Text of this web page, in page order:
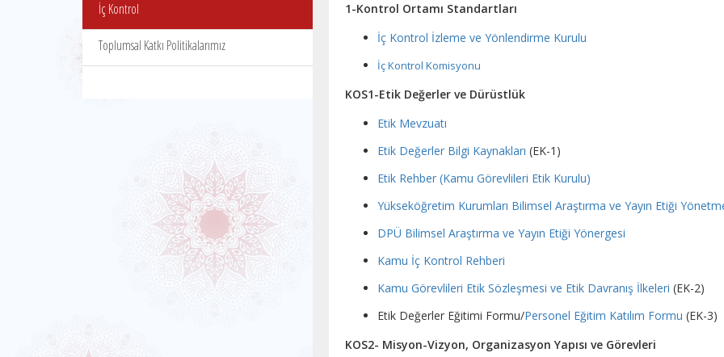
İç Kontrol
Toplumsal Katkı Politikalarımız
1-Kontrol Ortamı Standartları
İç Kontrol İzleme ve Yönlendirme Kurulu
İç Kontrol Komisyonu
KOS1-Etik Değerler ve Dürüstlük
Etik Mevzuatı
Etik Değerler Bilgi Kaynakları (EK-1)
Etik Rehber (Kamu Görevlileri Etik Kurulu)
Yükseköğretim Kurumları Bilimsel Araştırma ve Yayın Etiği
DPÜ Bilimsel Araştırma ve Yayın Etiği Yönergesi
Kamu İç Kontrol Rehberi
Kamu Görevlileri Etik Sözleşmesi ve Etik Davranış İlkeleri (EK-2)
Etik Değerler Eğitimi Formu/Personel Eğitim Katılım Formu (EK-3)
KOS2- Misyon-Vizyon, Organizasyon Yapısı ve Görevleri